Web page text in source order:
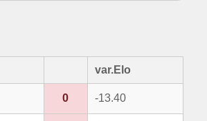
var.Elo
0 -13.40